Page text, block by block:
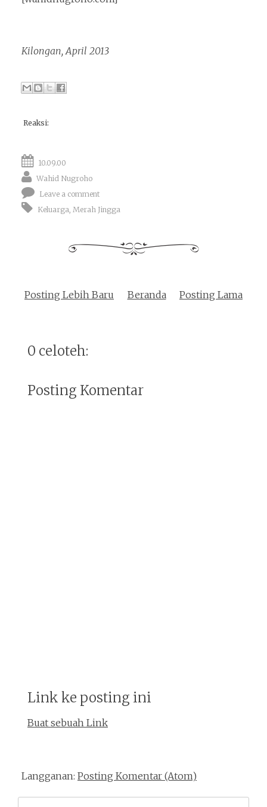
Kilongan, April 2013
Reaksi:
10.09.00
Wahid Nugroho
Leave a comment
Keluarga Merah Jingga
Posting Lebih Baru Posting Lama
Beranda
0 celoteh:
Posting Komentar
Link ke posting ini
Buat sebuah Link
Langganan: Posting Komentar (Atom)